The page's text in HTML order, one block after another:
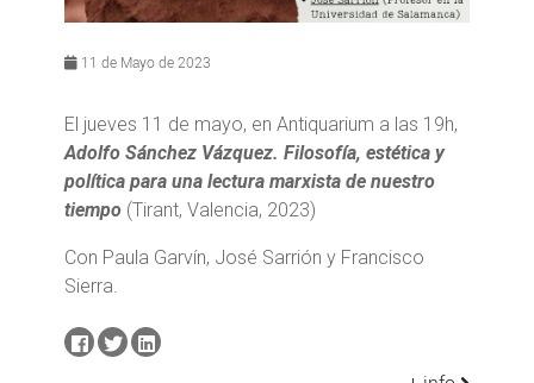
11 de Mayo de 2023
El jueves 11 de mayo, en Antiquarium a las 19h,
Adolfo Sánchez Vázquez. Filosofía, estética y
política para una lectura marxista de nuestro
tiempo (Tirant, Valencia, 2023)
Con Paula Garvín, José Sarrión y Francisco
Sierra.